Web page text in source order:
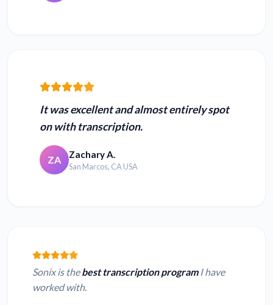
It was excellent and almost entirely spot
on with transcription.
ZA Zachary A.
San Marcos, CA USA
Sonix is thebest transcription programI have
worked with.